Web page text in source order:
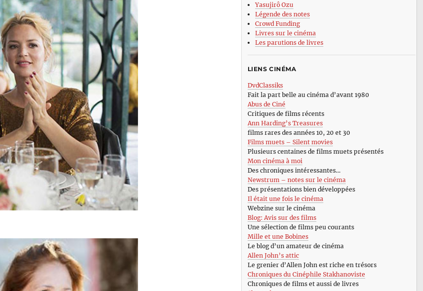
Yasujirô Ozu
Légende des notes
Crowd Funding
Livres sur le cinéma
Les parutions de livres
LIENS CINÉMA
DvdClassiks
Fait la part belle au cinéma d’avant 1980
Abus de Ciné
Critiques de films récents
Ann Harding’s Treasures
films rares des années 10, 20 et 30
Films muets – Silent movies
Plusieurs centaines de films muets présentés
Mon cinéma à moi
Des chroniques intéressantes…
Newstrum – notes sur le cinéma
Des présentations bien développées
Il était une fois le cinéma
Webzine sur le cinéma
Blog: Avis sur des films
Une sélection de films peu courants
Mille et une Bobines
Le blog d’un amateur de cinéma
Allen John’s attic
Le grenier d’Allen John est riche en trésors
Chroniques du Cinéphile Stakhanoviste
Chroniques de films et aussi de livres